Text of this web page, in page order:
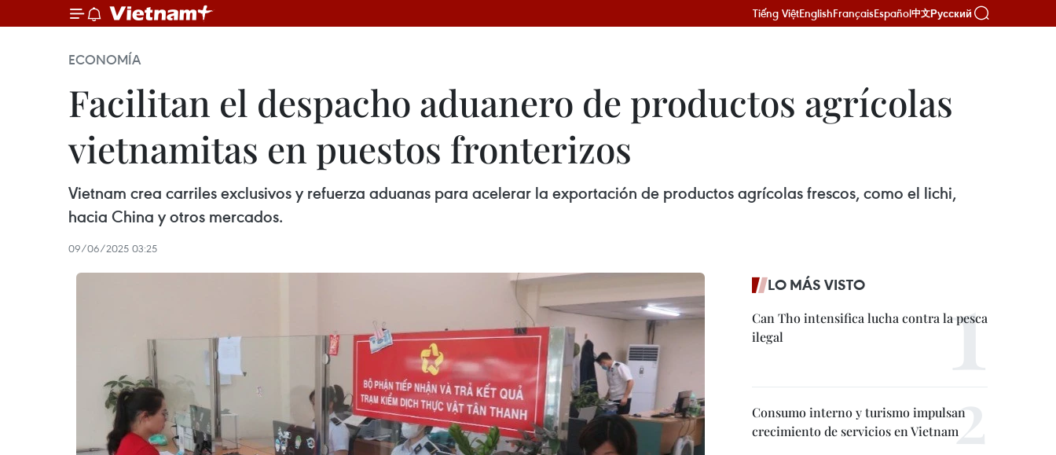
Tiếng ViệtEnglishFrançaisEspañol中文Русский
ECONOMÍA
Facilitan el despacho aduanero de productos agrícolas
vietnamitas en puestos fronterizos
Vietnam crea carriles exclusivos y refuerza aduanas para acelerar la exportación de productos agrícolas frescos, como el lichi,
hacia China y otros mercados.
09/06/2025 03:25
LO MÁS VISTO
Can Tho intensifica lucha contra la pesca
ilegal
Consumo interno y turismo impulsan
crecimiento de servicios en Vietnam